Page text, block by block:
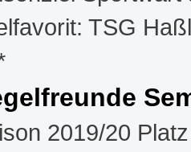
TSG
2019/20